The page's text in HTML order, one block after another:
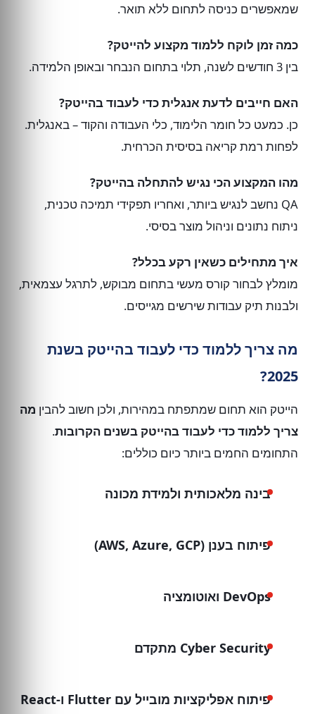
שמאפשרים כניסה לתחום ללא תואר.
כמה זמן לוקח ללמוד מקצוע להייטק?
בין 3 חודשים לשנה, תלוי בתחום הנבחר ובאופן הלמידה.
האם חייבים לדעת אנגלית כדי לעבוד בהייטק?
כן. כמעט כל חומר הלימוד, כלי העבודה והקוד – באנגלית.
לפחות רמת קריאה בסיסית הכרחית.
מהו המקצוע הכי נגיש להתחלה בהייטק?
QA נחשב לנגיש ביותר, ואחריו תפקידי תמיכה טכנית,
ניתוח נתונים וניהול מוצר בסיסי.
איך מתחילים כשאין רקע בכלל?
מומלץ לבחור קורס מעשי בתחום מבוקש, לתרגל עצמאית,
ולבנות תיק עבודות שירשים מגייסים.
מה צריך ללמוד כדי לעבוד בהייטק בשנת
2025?
הייטק הוא תחום שמתפתח במהירות, ולכן חשוב להבין מה
צריך ללמוד כדי לעבוד בהייטק בשנים הקרובות.
התחומים החמים ביותר כיום כוללים:
בינה מלאכותית ולמידת מכונה
פיתוח בענן (AWS, Azure, GCP)
DevOps ואוטומציה
Cyber Security מתקדם
פיתוח אפליקציות מובייל עם Flutter ו-React